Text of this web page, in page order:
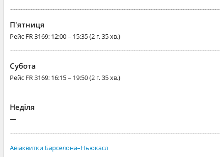
П'ятниця
Рейс FR 3169: 12:00 – 15:35 (2 г. 35 хв.)
Субота
Рейс FR 3169: 16:15 – 19:50 (2 г. 35 хв.)
Неділя
—
Авіаквитки Барселона–Ньюкасл